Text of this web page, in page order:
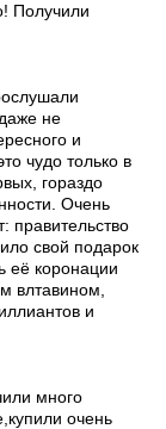
Получили
не
и
чудо только в
гораздо
Очень
правительство
свой подарок
её коронации
влтавином,
и
много
очень